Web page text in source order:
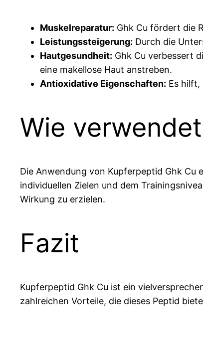
Muskelreparatur: Ghk Cu fördert die
Leistungssteigerung: Durch die
Hautgesundheit: Ghk Cu verbessert
eine makellose Haut anstreben.
Antioxidative Eigenschaften: Es hilft,
Wie
Die Anwendung von Kupferpeptid Ghk
individuellen Zielen und dem
Wirkung zu erzielen.
Fazit
Kupferpeptid Ghk Cu ist ein
zahlreichen Vorteile, die dieses Peptid